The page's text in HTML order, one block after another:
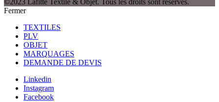
©2023 Lafitte Textile & Objet. Tous les droits sont réservés.
Fermer
TEXTILES
PLV
OBJET
MARQUAGES
DEMANDE DE DEVIS
Linkedin
Instagram
Facebook